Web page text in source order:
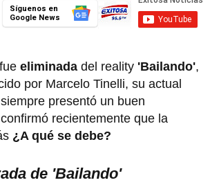
Síguenos en
Google News
fue eliminada del reality 'Bailando',
por Marcelo Tinelli, su actual
presentó un buen
recientemente que la
¿A qué se debe?
de 'Bailando'